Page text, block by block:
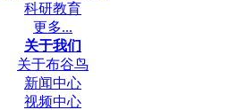
科研教育
更多...
关于我们
关于布谷鸟
新闻中心
视频中心